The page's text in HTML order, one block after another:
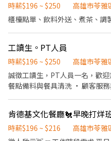
時薪$196 ~ $250
高雄市苓雅
櫃檯點單、飲料外送、煮茶、調
工讀生。PT人員
時薪$196 ~ $250
高雄市苓雅
誠徵工讀生，PT人員一名，歡迎加入笠
餐點備料與餐具清洗 • 顧客服
能勝任，願意學習就歡迎投遞
境整潔 招呼客人,介紹我家餐點
整潔工作 協助廚房製作餐點，
時薪$196 ~ $216
高雄市苓雅